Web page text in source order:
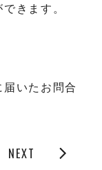
きます。
いたお問合
NEXT